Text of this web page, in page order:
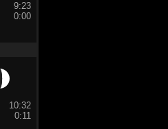
9:23
0:00
10:32
0:11